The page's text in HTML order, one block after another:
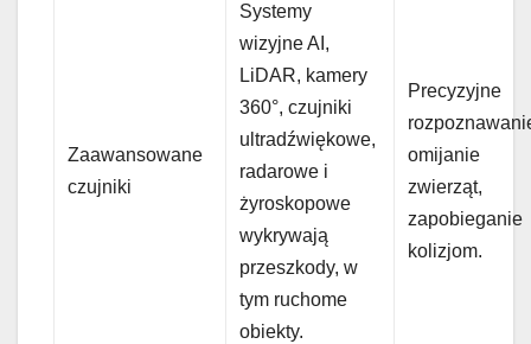
Zaawansowane
czujniki
Systemy
wizyjne AI,
LiDAR, kamery
360°, czujniki
ultradźwiękowe,
radarowe i
żyroskopowe
wykrywają
przeszkody, w
tym ruchome
obiekty.
Precyzyjne
omijanie
zwierząt,
zapobieganie
kolizjom.